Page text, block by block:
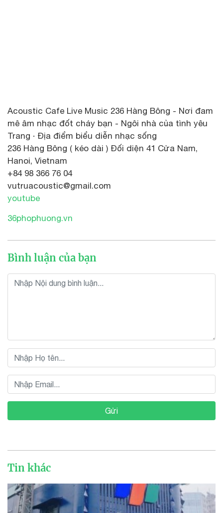
Acoustic Cafe Live Music 236 Hàng Bông - Nơi đam
mê âm nhạc đốt cháy bạn - Ngôi nhà của tình yêu
Trang · Địa điểm biểu diễn nhạc sống
236 Hàng Bông ( kéo dài ) Đối diện 41 Cửa Nam,
Hanoi, Vietnam
+84 98 366 76 04
vutruacoustic@gmail.com
youtube
36phophuong.vn
Bình luận của bạn
Gửi
Tin khác